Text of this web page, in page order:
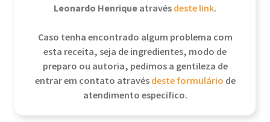
Leonardo Henriqueatravésdeste link.
Caso tenha encontrado algum problema com
esta receita, seja de ingredientes, modo de
preparo ou autoria, pedimos a gentileza de
entrar em contato atravésdeste formulário de
atendimento específico.